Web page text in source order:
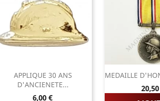
APPLIQUE 30 ANS
D'ANCIENETE...
Prix
6,00 €
MEDAILLE
Prix